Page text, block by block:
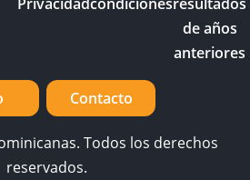
de años
anteriores
Contacto
Todos los derechos
reservados.